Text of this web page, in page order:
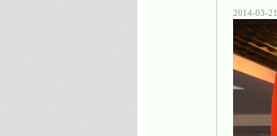
2014-03-21